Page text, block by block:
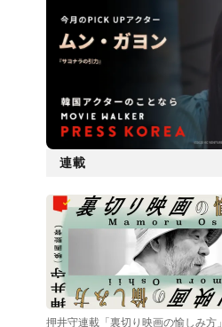
連載
押井守連載「裏切り映画の愉しみ方」